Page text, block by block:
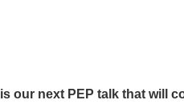
is our next PEP talk that will